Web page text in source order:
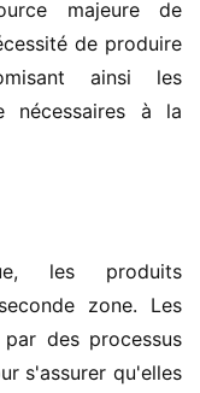
majeure de
de produire
ainsi les
nécessaires à la
les produits
zone. Les
des processus
s'assurer qu'elles